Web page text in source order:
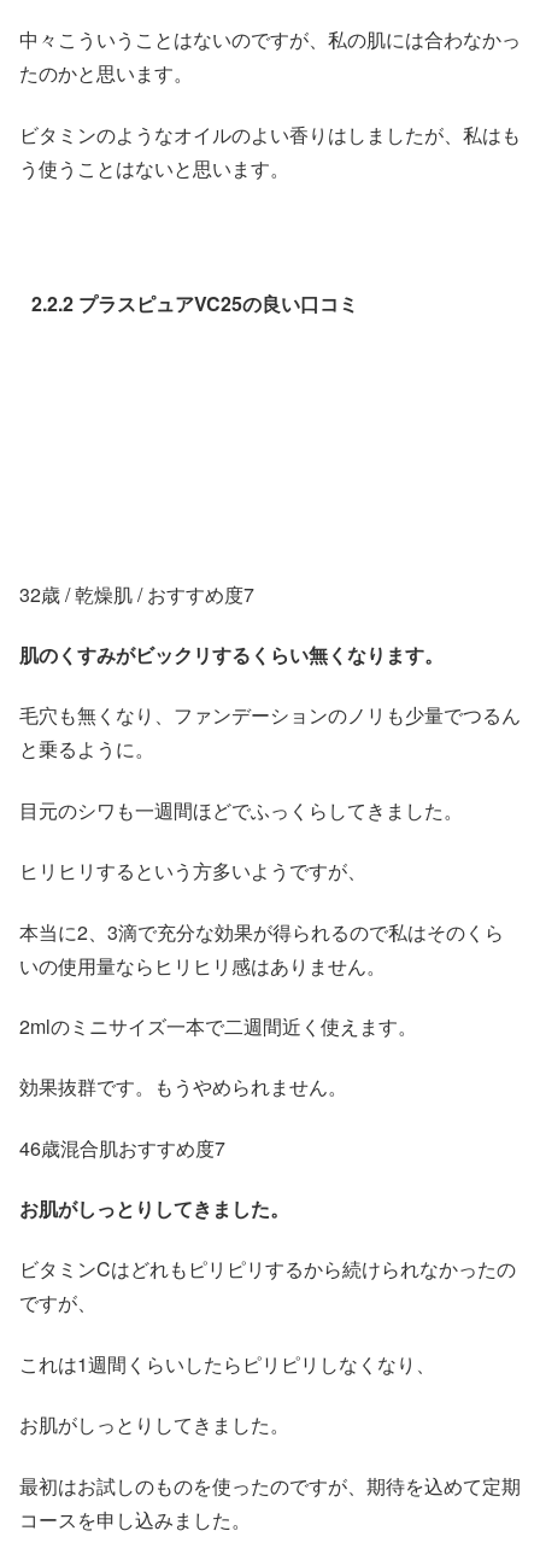
中々こういうことはないのですが、私の肌には合わなかっ
たのかと思います。
ビタミンのようなオイルのよい香りはしましたが、私はも
う使うことはないと思います。
2.2.2 プラスピュアVC25の良い口コミ
32歳 / 乾燥肌 / おすすめ度7
肌のくすみがビックリするくらい無くなります。
毛穴も無くなり、ファンデーションのノリも少量でつるん
と乗るように。
目元のシワも一週間ほどでふっくらしてきました。
ヒリヒリするという方多いようですが、
本当に2、3滴で充分な効果が得られるので私はそのくら
いの使用量ならヒリヒリ感はありません。
2mlのミニサイズ一本で二週間近く使えます。
効果抜群です。もうやめられません。
46歳混合肌おすすめ度7
お肌がしっとりしてきました。
ビタミンCはどれもピリピリするから続けられなかったの
ですが、
これは1週間くらいしたらピリピリしなくなり、
お肌がしっとりしてきました。
最初はお試しのものを使ったのですが、期待を込めて定期
コースを申し込みました。